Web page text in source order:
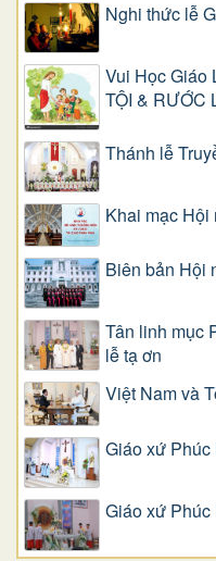
Nghi thức lễ
Vui Học Giáo
TỘI & RƯỚC
Thánh lễ
Khai mạc Hội
Biên bản Hội
Tân linh mục
lễ tạ ơn
Việt Nam và
Giáo xứ
Giáo xứ